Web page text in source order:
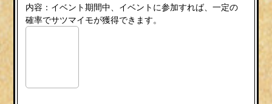
内容：イベント期間中、イベントに参加すれば、一定の
確率でサツマイモが獲得できます。